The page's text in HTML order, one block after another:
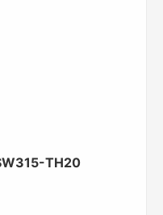
TH20